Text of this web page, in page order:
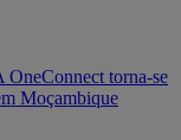
OneConnect torna-se
Moçambique